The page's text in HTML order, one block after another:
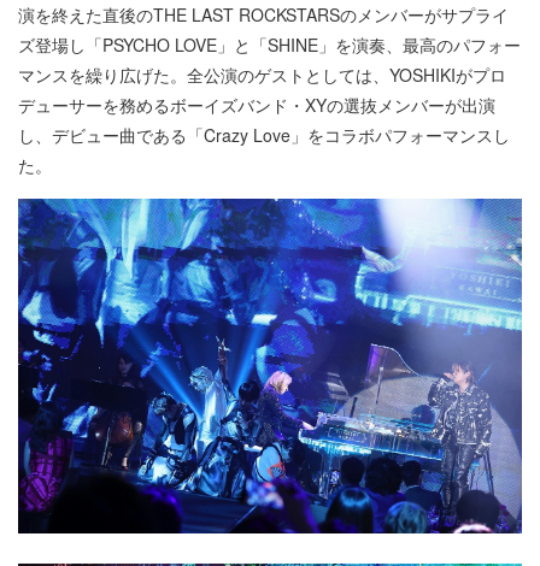
演を終えた直後のTHE LAST ROCKSTARSのメンバーがサプライ
ズ登場し「PSYCHO LOVE」と「SHINE」を演奏、最高のパフォー
マンスを繰り広げた。全公演のゲストとしては、YOSHIKIがプロ
デューサーを務めるボーイズバンド・XYの選抜メンバーが出演
し、デビュー曲である「Crazy Love」をコラボパフォーマンスし
た。